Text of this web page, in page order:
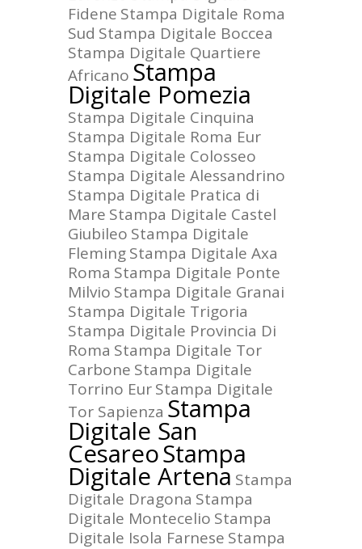
Fidene Stampa Digitale Roma
Sud Stampa Digitale Boccea
Stampa Digitale Quartiere
Africano Stampa
Digitale Pomezia
Stampa Digitale Cinquina
Stampa Digitale Roma Eur
Stampa Digitale Colosseo
Stampa Digitale Alessandrino
Stampa Digitale Pratica di
Mare Stampa Digitale Castel
Giubileo Stampa Digitale
FlemingStampa Digitale Axa
Roma Stampa Digitale Ponte
Milvio Stampa Digitale Granai
Stampa Digitale Trigoria
Stampa Digitale Provincia Di
Roma Stampa Digitale Tor
Carbone Stampa Digitale
Torrino EurStampa Digitale
Tor Sapienza Stampa
Digitale San
CesareoStampa
Digitale Artena Stampa
Digitale Dragona Stampa
Digitale Montecelio Stampa
Digitale Isola Farnese Stampa